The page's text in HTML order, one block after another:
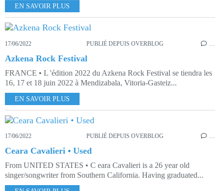
EN SAVOIR PLUS
17/06/2022 PUBLIÉ DEPUIS OVERBLOG
Azkena Rock Festival
FRANCE • L 'édition 2022 du Azkena Rock Festival se tiendra les
16, 17 et 18 juin 2022 à Mendizabala, Vitoria-Gasteiz...
EN SAVOIR PLUS
17/06/2022 PUBLIÉ DEPUIS OVERBLOG …
Ceara Cavalieri • Used
From UNITED STATES • C eara Cavalieri is a 26 year old
singer/songwriter from Southern California. Having graduated...